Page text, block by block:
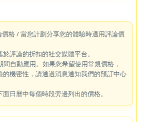
格 / 當您計劃分享您的體驗時適用評論價
評論的折扣的社交媒體平台。
自動應用。如果您希望使用常規價格，
機密性，請通過消息通知我們的預訂中心
日曆中每個時段旁邊列出的價格。